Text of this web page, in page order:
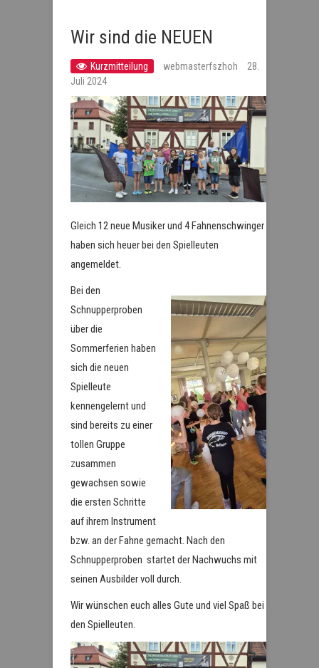
Wir sind die NEUEN
Kurzmitteilung webmasterfszhoh
28.
Juli 2024
Gleich 12 neue Musiker und 4 Fahnenschwinger
haben sich heuer bei den Spielleuten
angemeldet.
Bei den
Schnupperproben
über die
Sommerferien haben
sich die neuen
Spielleute
kennengelernt und
sind bereits zu einer
tollen Gruppe
zusammen
gewachsen sowie
die ersten Schritte
auf ihrem Instrument
bzw. an der Fahne gemacht. Nach den
Schnupperproben startet der Nachwuchs mit
seinen Ausbilder voll durch.
Wir wünschen euch alles Gute und viel Spaß bei
den Spielleuten.